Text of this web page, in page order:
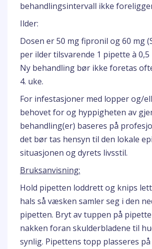
behandlingsintervall ikke
Ilder:
Dosen er 50 mg fipronil og 60 mg
per ilder tilsvarende 1 pipette à 0,5
Ny behandling bør ikke foretas
4. uke.
For infestasjoner med lopper og/
behovet for og hyppigheten av
behandling(er) baseres på
det bør tas hensyn til den lokale
situasjonen og dyrets livsstil.
Bruksanvisning:
Hold pipetten loddrett og knips
hals så væsken samler seg i den
pipetten. Bryt av tuppen på
nakken foran skulderbladene til
synlig. Pipettens topp plasseres